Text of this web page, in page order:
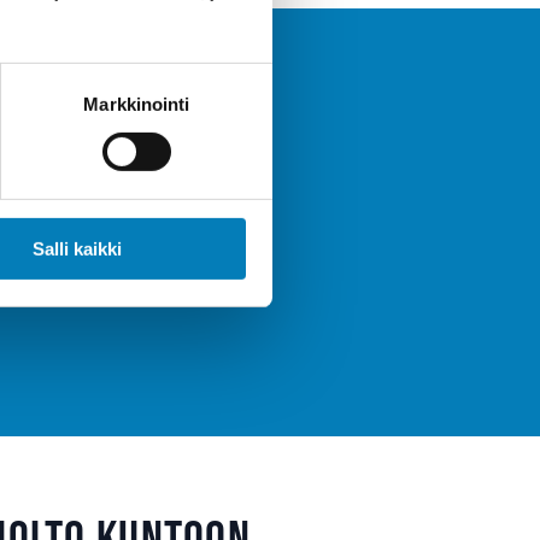
Markkinointi
Salli kaikki
kertyä heti!